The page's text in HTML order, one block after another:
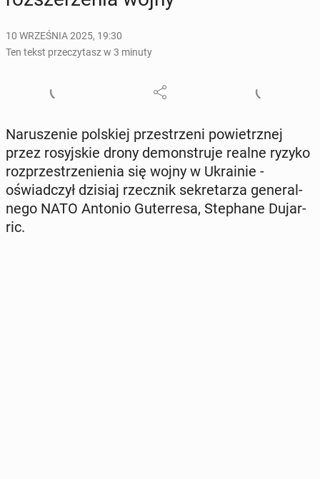
10 WRZEŚNIA 2025, 19:30
Ten tekst przeczytasz w 3 minuty
Na­ru­sze­nie pol­skiej prze­strze­ni po­wietrz­nej
przez ro­syj­skie drony de­mon­stru­je realne ryzyko
roz­prze­strze­nie­nia się wojny w Ukra­inie -
oświad­czył dzisiaj rzecz­nik se­kre­ta­rza ge­ne­ral­
ne­go NATO Antonio Gu­ter­re­sa, Ste­pha­ne Du­jar­
ric.